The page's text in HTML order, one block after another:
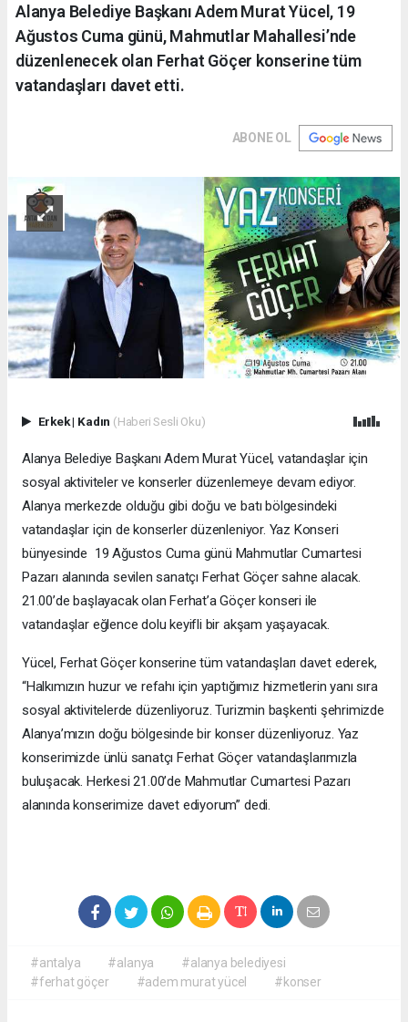
Alanya Belediye Başkanı Adem Murat Yücel, 19
Ağustos Cuma günü, Mahmutlar Mahallesi’nde
düzenlenecek olan Ferhat Göçer konserine tüm
vatandaşları davet etti.
ABONE OL
Erkek| Kadın (Haberi Sesli Oku)
Alanya Belediye Başkanı Adem Murat Yücel, vatandaşlar için
sosyal aktiviteler ve konserler düzenlemeye devam ediyor.
Alanya merkezde olduğu gibi doğu ve batı bölgesindeki
vatandaşlar için de konserler düzenleniyor. Yaz Konseri
bünyesinde 19 Ağustos Cuma günü Mahmutlar Cumartesi
Pazarı alanında sevilen sanatçı Ferhat Göçer sahne alacak.
21.00’de başlayacak olan Ferhat’a Göçer konseri ile
vatandaşlar eğlence dolu keyifli bir akşam yaşayacak.
Yücel, Ferhat Göçer konserine tüm vatandaşları davet ederek,
“Halkımızın huzur ve refahı için yaptığımız hizmetlerin yanı sıra
sosyal aktivitelerde düzenliyoruz. Turizmin başkenti şehrimizde
Alanya’mızın doğu bölgesinde bir konser düzenliyoruz. Yaz
konserimizde ünlü sanatçı Ferhat Göçer vatandaşlarımızla
buluşacak. Herkesi 21.00’de Mahmutlar Cumartesi Pazarı
alanında konserimize davet ediyorum” dedi.
#antalya #alanya
#alanya belediyesi
#ferhat göçer
#adem murat yücel #konser